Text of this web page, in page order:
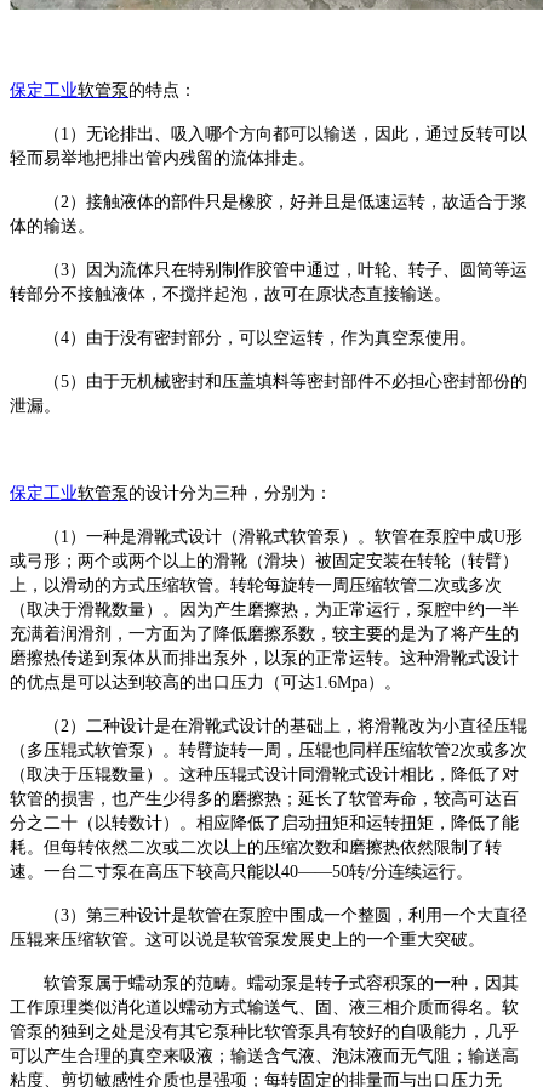
保定工业软管泵 的特点：
（ 1）无论排出、吸入哪个方向都可以输送，因此，通过反转可以
轻而易举地把排出管内残留的流体排走。
（2）接触液体的部件只是橡胶，好并且是低速运转，故适合于浆
体的输送。
（3）因为流体只在特别制作胶管中通过，叶轮、转子、圆筒等运
转部分不接触液体，不搅拌起泡，故可在原状态直接输送。
（4）由于没有密封部分，可以空运转，作为真空泵使用。
（5）由于无机械密封和压盖填料等密封部件不必担心密封部份的
泄漏。
保定工业软管泵 的设计分为三种，分别为：
（ 1）一种是滑靴式设计（滑靴式软管泵）。软管在泵腔中成U形
或弓形；两个或两个以上的滑靴（滑块）被固定安装在转轮（转臂）
上，以滑动的方式压缩软管。转轮每旋转一周压缩软管二次或多次
（取决于滑靴数量）。因为产生磨擦热，为正常运行，泵腔中约一半
充满着润滑剂，一方面为了降低磨擦系数，较主要的是为了将产生的
磨擦热传递到泵体从而排出泵外，以泵的正常运转。这种滑靴式设计
的优点是可以达到较高的出口压力（可达1.6Mpa）。
（2）二种设计是在滑靴式设计的基础上，将滑靴改为小直径压辊
（多压辊式软管泵）。转臂旋转一周，压辊也同样压缩软管2次或多次
（取决于压辊数量）。这种压辊式设计同滑靴式设计相比，降低了对
软管的损害，也产生少得多的磨擦热；延长了软管寿命，较高可达百
分之二十（以转数计）。相应降低了启动扭矩和运转扭矩，降低了能
耗。但每转依然二次或二次以上的压缩次数和磨擦热依然限制了转
速。一台二寸泵在高压下较高只能以40——50转/分连续运行。
（3）第三种设计是软管在泵腔中围成一个整圆，利用一个大直径
压辊来压缩软管。这可以说是软管泵发展史上的一个重大突破。
软管泵属于蠕动泵的范畴。蠕动泵是转子式容积泵的一种，因其
工作原理类似消化道以蠕动方式输送气、固、液三相介质而得名。软
管泵的独到之处是没有其它泵种比软管泵具有较好的自吸能力，几乎
可以产生合理的真空来吸液；输送含气液、泡沫液而无气阻；输送高
粘度、剪切敏感性介质也是强项；每转固定的排量而与出口压力无